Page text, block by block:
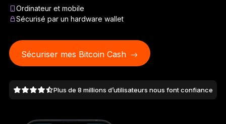
À votre image
Solution à toute épreuve
Ordinateur et mobile
Sécurisé par un hardware wallet
Sécuriser mes Bitcoin Cash
Plus de 8 millions d’utilisateurs nous font confiance